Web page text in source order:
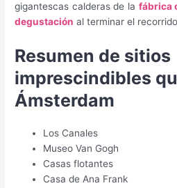
gigantescas calderas de la fábrica
degustación al terminar el
Resumen de sitios
imprescindibles
Ámsterdam
Los Canales
Museo Van Gogh
Casas flotantes
Casa de Ana Frank